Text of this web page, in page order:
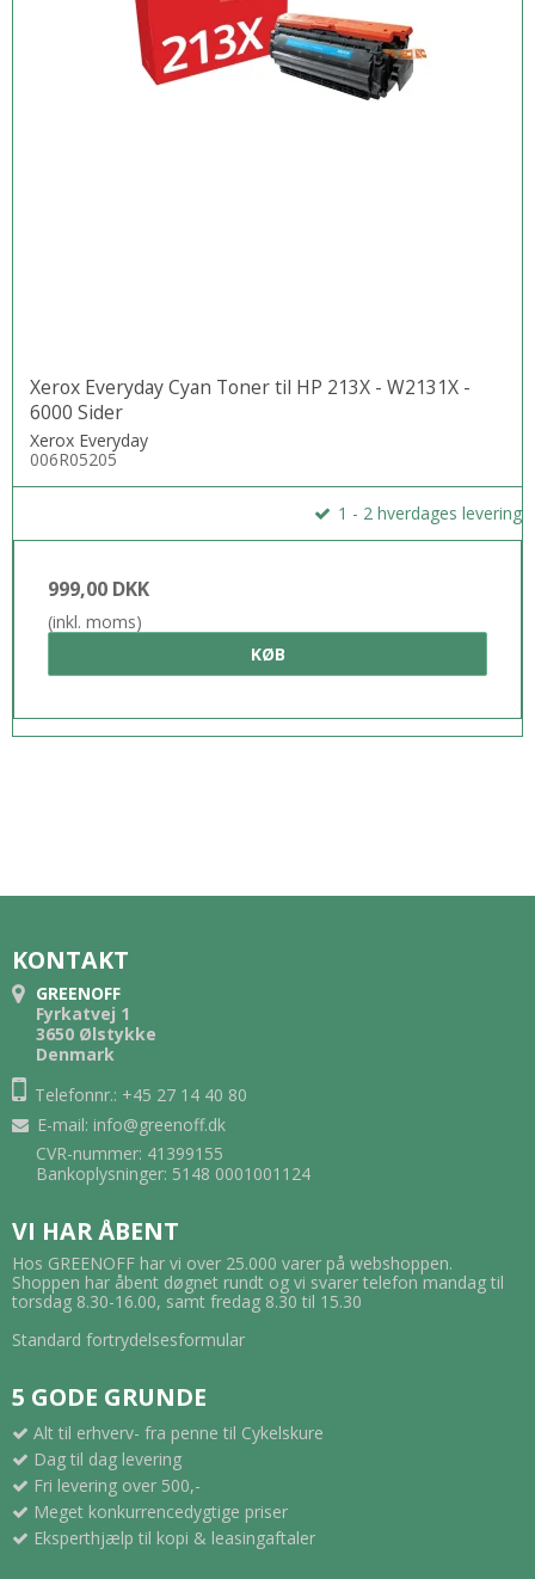
Xerox Everyday Cyan Toner til HP 213X - W2131X -
6000 Sider
Xerox Everyday
006R05205
1 - 2 hverdages levering
999,00 DKK
(inkl. moms)
KØB
KONTAKT
GREENOFF
Fyrkatvej 1
3650 Ølstykke
Denmark
Telefonnr.: +45 27 14 40 80
E-mail: info@greenoff.dk
CVR-nummer: 41399155
Bankoplysninger: 5148 0001001124
VI HAR ÅBENT
Hos GREENOFF har vi over 25.000 varer på webshoppen.
Shoppen har åbent døgnet rundt og vi svarer telefon mandag til
torsdag 8.30-16.00, samt fredag 8.30 til 15.30
Standard fortrydelsesformular
5 GODE GRUNDE
Alt til erhverv- fra penne til Cykelskure
Dag til dag levering
Fri levering over 500,-
Meget konkurrencedygtige priser
Eksperthjælp til kopi & leasingaftaler